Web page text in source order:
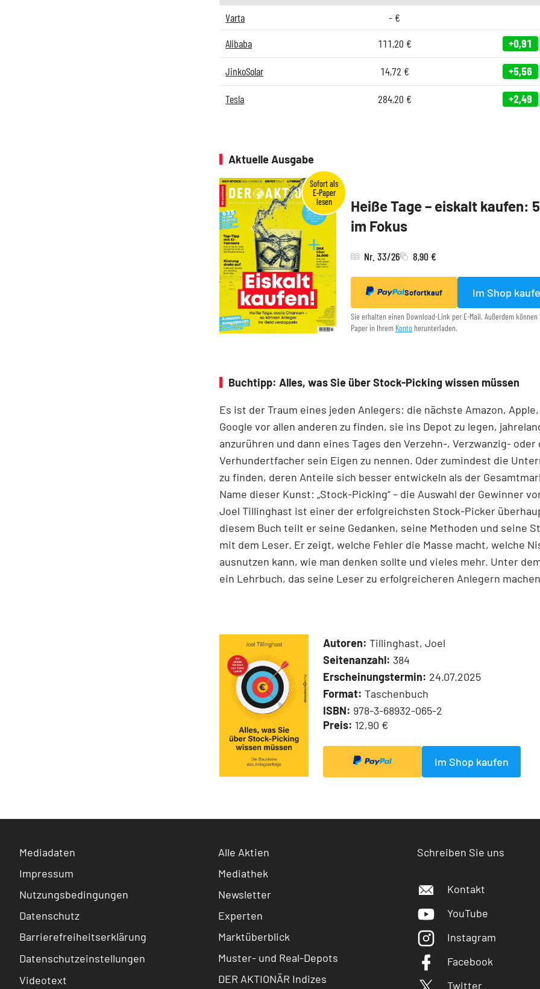
Varta - €
Alibaba
111,20 € +0,91
JinkoSolar 14,72 € +5,56
Tesla 284,20 € +2,49
Aktuelle Ausgabe
Heiße Tage – eiskalt kaufen:
im Fokus
Nr. 33/26 8,90 €
Sofortkauf Im Shop
Sie erhalten einen Download-Link per E-Mail. Außerdem
Paper in Ihrem Konto herunterladen.
Buchtipp: Alles, was Sie über Stock-Picking wissen müssen
Es ist der Traum eines jeden Anlegers: die nächste Amazon,
Google vor allen anderen zu finden, sie ins Depot zu legen,
anzurühren und dann eines Tages den Verzehn-, Verzwanzig- oder
Verhundertfacher sein Eigen zu nennen. Oder zumindest die
zu finden, deren Anteile sich besser entwickeln als der
Name dieser Kunst: „Stock-Picking“ – die Auswahl der Gewinner
Joel Tillinghast ist einer der erfolgreichsten Stock-Picker
diesem Buch teilt er seine Gedanken, seine Methoden und seine
mit dem Leser. Er zeigt, welche Fehler die Masse macht, welche
ausnutzen kann, wie man denken sollte und vieles mehr. Unter
ein Lehrbuch, das seine Leser zu erfolgreicheren Anlegern
Autoren: Tillinghast, Joel
Seitenanzahl: 384
Erscheinungstermin: 24.07.2025
Format: Taschenbuch
ISBN: 978-3-68932-065-2
Preis: 12,90 €
Im Shop kaufen
Mediadaten
Impressum
Nutzungsbedingungen
Datenschutz
Barrierefreiheitserklärung
Datenschutzeinstellungen
Videotext
Alle Aktien
Mediathek
Newsletter
Experten
Marktüberblick
Muster- und Real-Depots
DER AKTIONÄR Indizes
Schreiben Sie uns
Kontakt
YouTube
Instagram
Facebook
Twitter